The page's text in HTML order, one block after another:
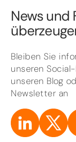
News und
Bleiben Sie
unseren
unseren Blog
Newsletter an